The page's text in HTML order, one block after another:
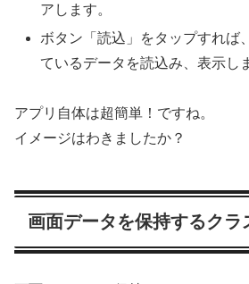
アします。
ボタン「読込」をタップすれば
ているデータを読込み、表示し
アプリ自体は超簡単！ですね。
イメージはわきましたか？
画面データを保持するク